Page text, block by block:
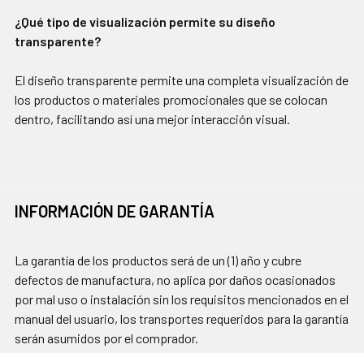
¿Qué tipo de visualización permite su diseño
transparente?
El diseño transparente permite una completa visualización de
los productos o materiales promocionales que se colocan
dentro, facilitando así una mejor interacción visual.
INFORMACIÓN DE GARANTÍA
La garantía de los productos será de un (1) año y cubre
defectos de manufactura, no aplica por daños ocasionados
por mal uso o instalación sin los requisitos mencionados en el
manual del usuario, los transportes requeridos para la garantía
serán asumidos por el comprador.